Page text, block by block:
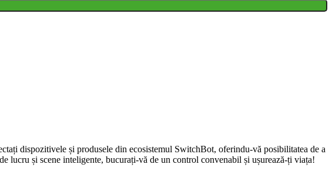
dispozitivele și produsele din ecosistemul SwitchBot, oferindu-vă posibilitatea de a
lucru și scene inteligente, bucurați-vă de un control convenabil și ușurează-ți viața!